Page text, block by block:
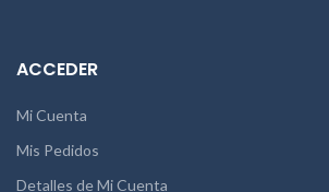
ACCEDER
Mi Cuenta
Mis Pedidos
Detalles de Mi Cuenta